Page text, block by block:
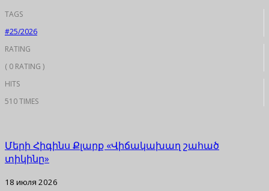
TAGS
#25/2026
RATING
( 0 RATING )
HITS
510 TIMES
Մերի Հիգինս Քլարք «Վիճակախաղ շահած
տիկինը»
18 июля 2026